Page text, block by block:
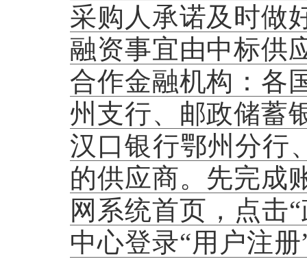
采购人承诺及时做
融资事宜由中标供
合作金融机构：各
州支行、邮政储蓄
汉口银行鄂州分行
的供应商。先完成
网系统首页，点击
中心登录“用户注